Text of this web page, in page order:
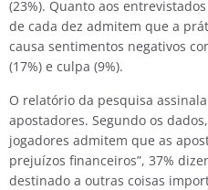
(23%). Quanto aos
de cada dez admitem que a
causa sentimentos negativos
(17%) e culpa (9%).
O relatório da pesquisa
apostadores. Segundo os
jogadores admitem que as
prejuízos financeiros”, 37%
destinado a outras coisas